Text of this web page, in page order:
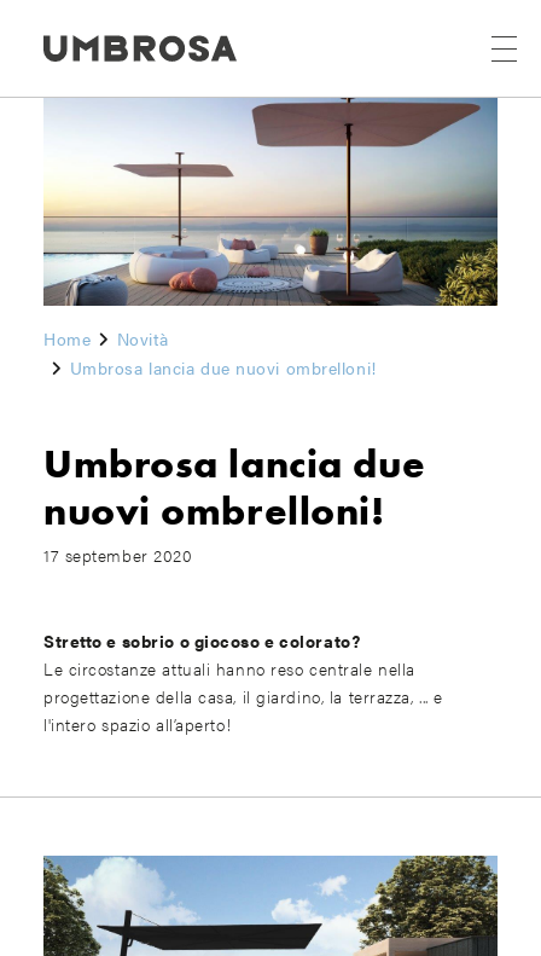
Home
Novità
Umbrosa lancia due nuovi ombrelloni!
Umbrosa lancia due
nuovi ombrelloni!
17 september 2020
Stretto e sobrio o giocoso e colorato?
Le circostanze attuali hanno reso centrale nella
progettazione della casa, il giardino, la terrazza, ... e
l'intero spazio all’aperto!